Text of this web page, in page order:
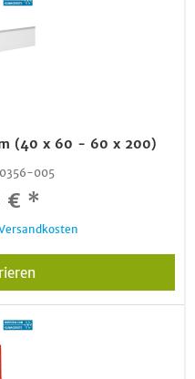
(40 x 60 - 60 x 200)
005
€ *